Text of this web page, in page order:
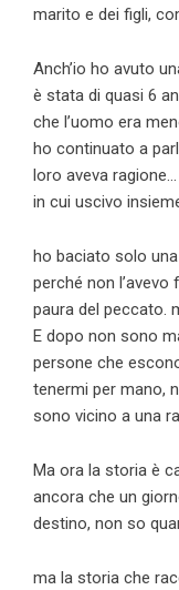
marito e dei figli,
Anch’io ho avuto
è stata di quasi 6
che l’uomo era
ho continuato a
loro aveva
in cui uscivo
ho baciato solo
perché non
paura del peccato.
E dopo non sono
persone che
tenermi per mano,
sono vicino a una
Ma ora la storia è
ancora che un
destino, non so
ma la storia che